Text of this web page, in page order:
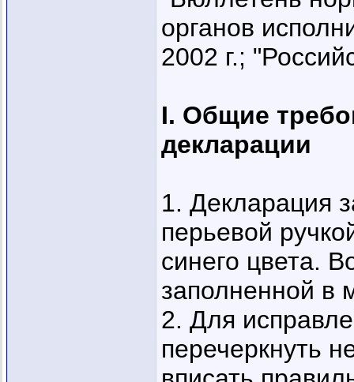
органов
2002 г.;
I. Общие
декларации
1. Декларация
перьевой
синего цвета.
заполненной в
2. Для
перечеркнуть